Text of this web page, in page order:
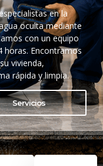
en la
oculta mediante
con un equipo
horas. Encontramos
vivienda,
rápida y limpia.
Servicios